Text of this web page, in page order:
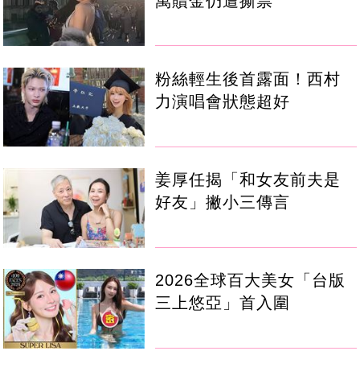
粉絲輕生後首露面！西村
力演唱會狀態超好
姜厚任揭「和女友前夫是
好友」撇小三傳言
2026全球百大美女「台版
三上悠亞」首入圍